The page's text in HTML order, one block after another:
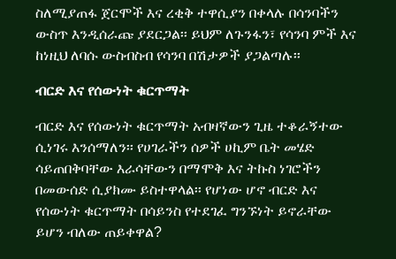
ስለሚያጠፋ ጀርሞች እና ረቂቅ ተዋሲያን በቀላሉ በሳንባችን
ውስጥ እንዲሰራጩ ያደርጋል፡፡ ይህም ለጉንፋን፣ የሳንባ ምች እና
ከነዚህ ለባሱ ውስብስብ የሳንባ በሽታዎች ያጋልጣሉ፡፡
ብርድ እና የሰውነት ቁርጥማት
ብርድ እና የሰውነት ቁርጥማት አብዛኛውን ጊዜ ተቆራኝተው
ሲነገሩ እንሰማለን፡፡ የሀገራችን ሰዎች ሀኪም ቤት መሄድ
ሳይጠበቅባቸው እራሳቸውን በማሞቅ እና ትኩስ ነገሮችን
በመውሰድ ሲያክሙ ይስተዋላል፡፡ የሆነው ሆኖ ብርድ እና
የሰውነት ቁርጥማት በሳይንስ የተደገፈ ግንኙነት ይኖራቸው
ይሆን ብለው ጠይቀዋል?